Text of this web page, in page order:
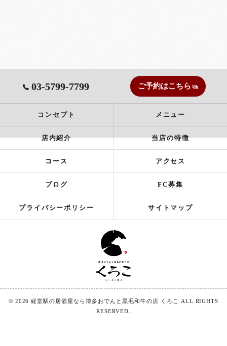
03-5799-7799 ご予約はこちら
コンセプト メニュー
店内紹介 当店の特徴
コース アクセス
ブログ FC募集
プライバシーポリシー サイトマップ
© 2026 経堂駅の居酒屋なら博多おでんと黒毛和牛の店 くろこ ALL RIGHTS
RESERVED.